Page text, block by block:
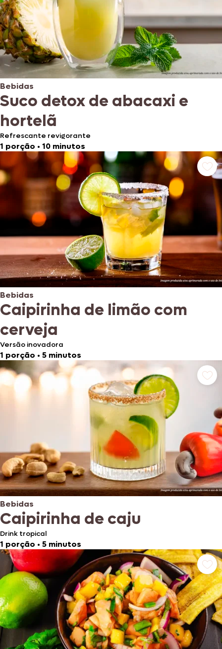
Bebidas
Suco detox de abacaxi e
hortelã
Refrescante revigorante
1 porção • 10 minutos
Bebidas
Caipirinha de limão com
cerveja
Versão inovadora
1 porção • 5 minutos
Bebidas
Caipirinha de caju
Drink tropical
1 porção • 5 minutos